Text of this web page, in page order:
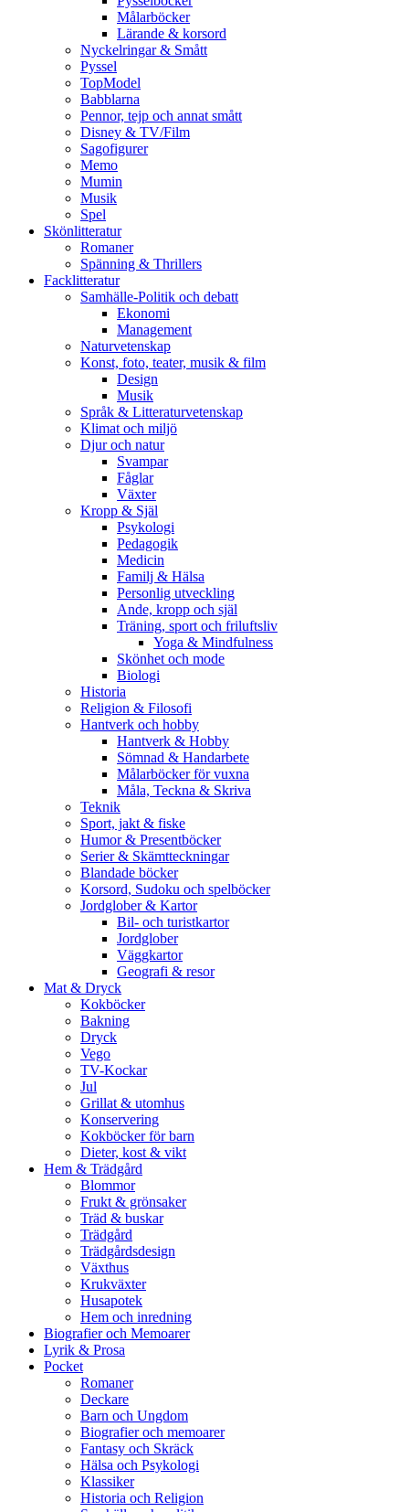
Målarböcker
Lärande & korsord
Nyckelringar & Smått
Pyssel
TopModel
Babblarna
Pennor, tejp och annat smått
Disney & TV/Film
Sagofigurer
Memo
Mumin
Musik
Spel
Skönlitteratur
Romaner
Spänning & Thrillers
Facklitteratur
Samhälle-Politik och debatt
Ekonomi
Management
Naturvetenskap
Konst, foto, teater, musik & film
Design
Musik
Språk & Litteraturvetenskap
Klimat och miljö
Djur och natur
Svampar
Fåglar
Växter
Kropp & Själ
Psykologi
Pedagogik
Medicin
Familj & Hälsa
Personlig utveckling
Ande, kropp och själ
Träning, sport och friluftsliv
Yoga & Mindfulness
Skönhet och mode
Biologi
Historia
Religion & Filosofi
Hantverk och hobby
Hantverk & Hobby
Sömnad & Handarbete
Målarböcker för vuxna
Måla, Teckna & Skriva
Teknik
Sport, jakt & fiske
Humor & Presentböcker
Serier & Skämtteckningar
Blandade böcker
Korsord, Sudoku och spelböcker
Jordglober & Kartor
Bil- och turistkartor
Jordglober
Väggkartor
Geografi & resor
Mat & Dryck
Kokböcker
Bakning
Dryck
Vego
TV-Kockar
Jul
Grillat & utomhus
Konservering
Kokböcker för barn
Dieter, kost & vikt
Hem & Trädgård
Blommor
Frukt & grönsaker
Träd & buskar
Trädgård
Trädgårdsdesign
Växthus
Krukväxter
Husapotek
Hem och inredning
Biografier och Memoarer
Lyrik & Prosa
Pocket
Romaner
Deckare
Barn och Ungdom
Biografier och memoarer
Fantasy och Skräck
Hälsa och Psykologi
Klassiker
Historia och Religion